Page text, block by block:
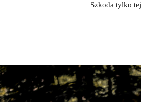
Szkoda tylko